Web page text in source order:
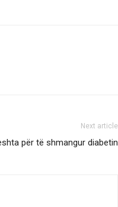
Next article
për të shmangur diabetin